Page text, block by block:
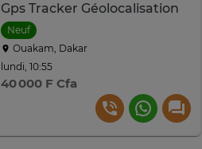
Gps Tracker Géolocalisation
Neuf
Ouakam, Dakar
lundi, 10:55
40 000 F Cfa